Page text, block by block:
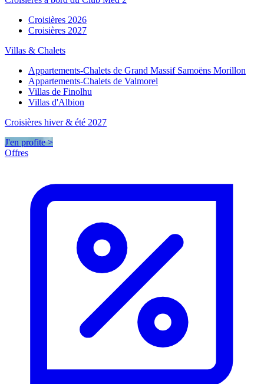
Croisières 2026
Croisières 2027
Villas & Chalets
Appartements-Chalets de Grand Massif Samoëns Morillon
Appartements-Chalets de Valmorel
Villas de Finolhu
Villas d'Albion
Croisières hiver & été 2027
J'en profite >
Offres